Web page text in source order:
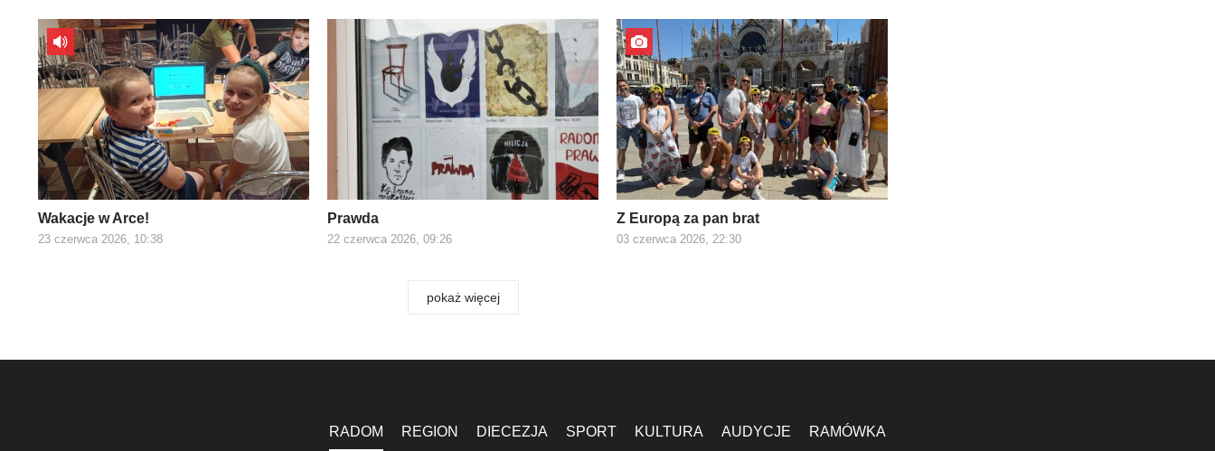
Wakacje w Arce!
23 czerwca 2026, 10:38
Prawda
22 czerwca 2026, 09:26
Z Europą za pan brat
03 czerwca 2026, 22:30
pokaż więcej
RADOM REGION DIECEZJA SPORT KULTURA AUDYCJE RAMÓWKA